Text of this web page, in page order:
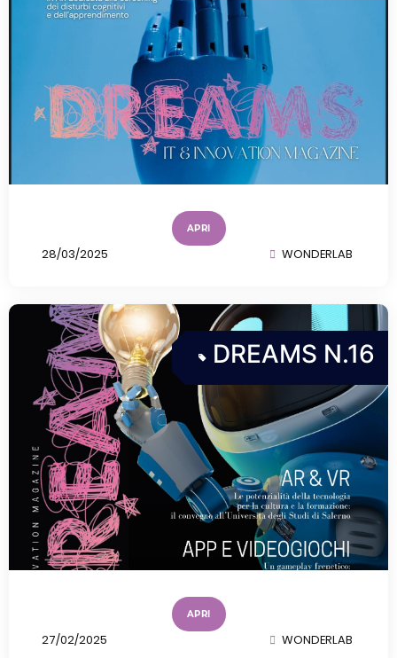
APRI
28/03/2025 WONDERLAB
DREAMS N.16
APRI
27/02/2025 WONDERLAB